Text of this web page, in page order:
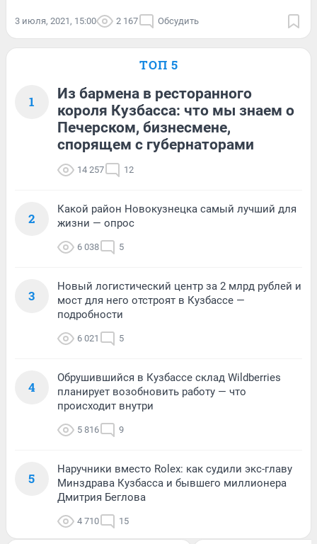
3 июля, 2021, 15:00 2 167 Обсудить
ТОП 5
1
Из бармена в ресторанного
короля Кузбасса: что мы знаем о
Печерском, бизнесмене,
спорящем с губернаторами
14 257 12
2
Какой район Новокузнецка самый лучший для
жизни — опрос
6 038 5
3
Новый логистический центр за 2 млрд рублей и
мост для него отстроят в Кузбассе —
подробности
6 021 5
4
Обрушившийся в Кузбассе склад Wildberries
планирует возобновить работу — что
происходит внутри
5 816 9
5
Наручники вместо Rolex: как судили экс-главу
Минздрава Кузбасса и бывшего миллионера
Дмитрия Беглова
4 710 15